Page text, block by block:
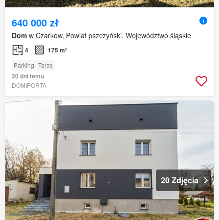
640 000 zł
Dom w Czarków, Powiat pszczyński, Województwo śląskie
4 175 m²
Parking Taras
20 dni temu
DOMIPORTA
20 Zdjęcia